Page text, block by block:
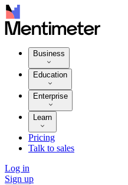
Business
Education
Enterprise
Learn
Pricing
Talk to sales
Log in
Sign up